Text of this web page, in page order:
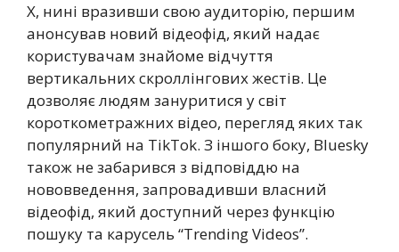
X, нині вразивши свою аудиторію, першим
анонсував новий відеофід, який надає
користувачам знайоме відчуття
вертикальних скроллінгових жестів. Це
дозволяє людям зануритися у світ
короткометражних відео, перегляд яких так
популярний на TikTok. З іншого боку, Bluesky
також не забарився з відповіддю на
нововведення, запровадивши власний
відеофід, який доступний через функцію
пошуку та карусель “Trending Videos”.